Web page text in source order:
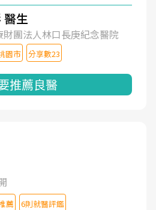
醫生
財團法人林口長庚紀念醫院
園市 分享數23
推薦良醫
薦 6則就醫評鑑